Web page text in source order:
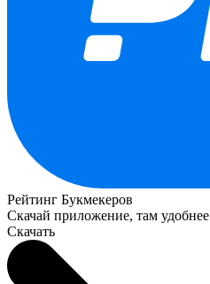
Рейтинг Букмекеров
Скачай приложение, там удобнее
Скачать